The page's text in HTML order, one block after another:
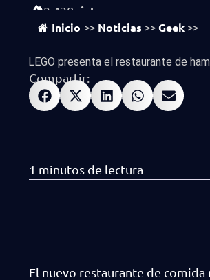
2,438 vistas
Inicio >> Noticias >> Geek >>
LEGO presenta el restaurante de
Compartir:
El nuevo restaurante de comida